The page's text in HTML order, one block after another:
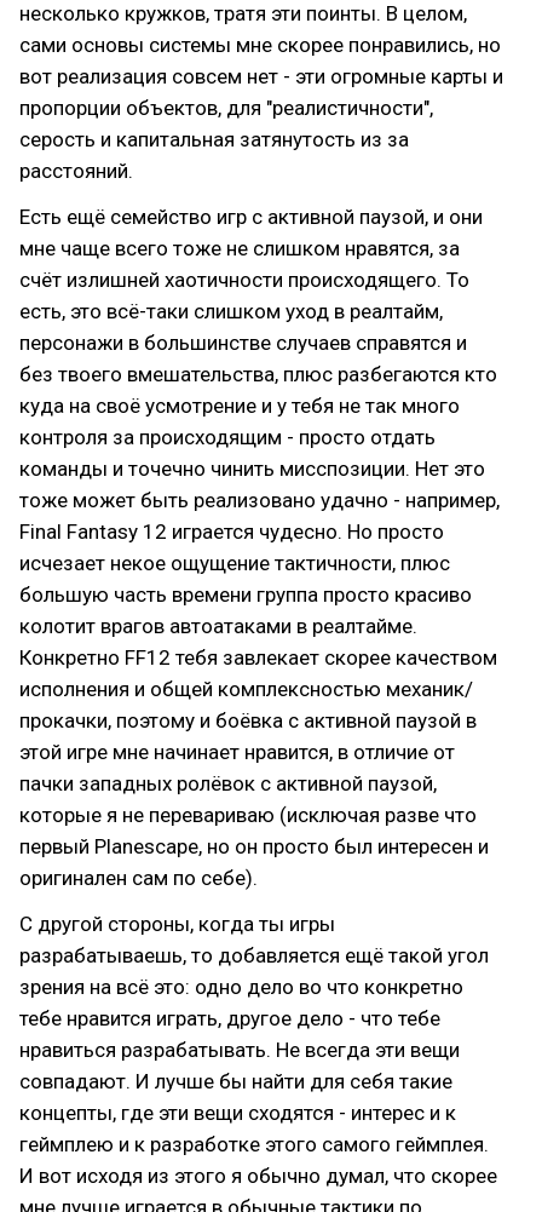
несколько кружков, тратя эти поинты. В целом,
сами основы системы мне скорее понравились, но
вот реализация совсем нет - эти огромные карты и
пропорции объектов, для "реалистичности",
серость и капитальная затянутость из за
расстояний.
Есть ещё семейство игр с активной паузой, и они
мне чаще всего тоже не слишком нравятся, за
счёт излишней хаотичности происходящего. То
есть, это всё-таки слишком уход в реалтайм,
персонажи в большинстве случаев справятся и
без твоего вмешательства, плюс разбегаются кто
куда на своё усмотрение и у тебя не так много
контроля за происходящим - просто отдать
команды и точечно чинить мисспозиции. Нет это
тоже может быть реализовано удачно - например,
Final Fantasy 12 играется чудесно. Но просто
исчезает некое ощущение тактичности, плюс
большую часть времени группа просто красиво
колотит врагов автоатаками в реалтайме.
Конкретно FF12 тебя завлекает скорее качеством
исполнения и общей комплексностью механик/
прокачки, поэтому и боёвка с активной паузой в
этой игре мне начинает нравится, в отличие от
пачки западных ролёвок с активной паузой,
которые я не перевариваю (исключая разве что
первый Planescape, но он просто был интересен и
оригинален сам по себе).
С другой стороны, когда ты игры
разрабатываешь, то добавляется ещё такой угол
зрения на всё это: одно дело во что конкретно
тебе нравится играть, другое дело - что тебе
нравиться разрабатывать. Не всегда эти вещи
совпадают. И лучше бы найти для себя такие
концепты, где эти вещи сходятся - интерес и к
геймплею и к разработке этого самого геймплея.
И вот исходя из этого я обычно думал, что скорее
мне лучше играется в обычные тактики по